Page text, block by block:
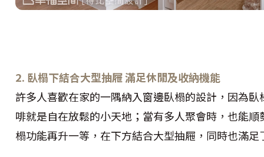
2. 臥榻下結合大型抽屜 滿足休閒及收納機能
許多人喜歡在家的一隅納入窗邊臥榻的設計，因為
啡就是自在放鬆的小天地；當有多人聚會時，也能
榻功能再升一等，在下方結合大型抽屜，同時也滿足